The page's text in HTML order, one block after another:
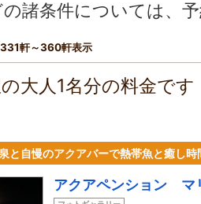
諸条件については、
331軒～360軒表示
大人1名分の料金で
と自慢のアクアバーで熱帯魚と癒し時
アクアペンション マ